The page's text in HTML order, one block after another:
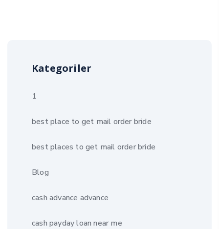
Kategoriler
1
best place to get mail order bride
best places to get mail order bride
Blog
cash advance advance
cash payday loan near me